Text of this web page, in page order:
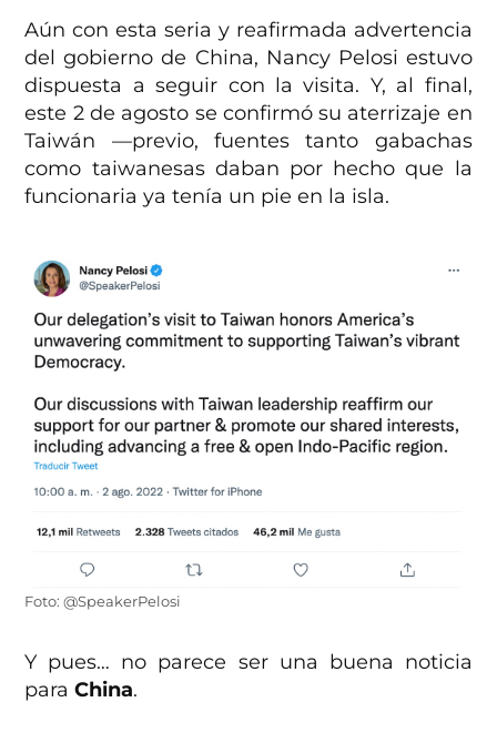
Aún con esta seria y reafirmada advertencia
del gobierno de China, Nancy Pelosi estuvo
dispuesta a seguir con la visita. Y, al final,
este 2 de agosto se confirmó su aterrizaje en
Taiwán —previo, fuentes tanto gabachas
como taiwanesas daban por hecho que la
funcionaria ya tenía un pie en la isla.
Foto: @SpeakerPelosi
Y pues… no parece ser una buena noticia
paraChina.